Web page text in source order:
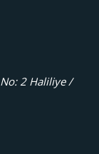
No: 2 Haliliye /